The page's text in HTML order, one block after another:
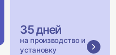
35 дней
на производство и
установку